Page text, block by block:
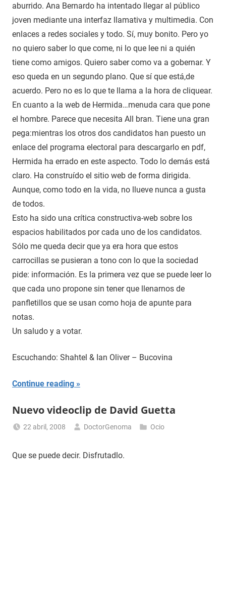
aburrido. Ana Bernardo ha intentado llegar al público
joven mediante una interfaz llamativa y multimedia. Con
enlaces a redes sociales y todo. Sí, muy bonito. Pero yo
no quiero saber lo que come, ni lo que lee ni a quién
tiene como amigos. Quiero saber como va a gobernar. Y
eso queda en un segundo plano. Que sí que está,de
acuerdo. Pero no es lo que te llama a la hora de cliquear.
En cuanto a la web de Hermida…menuda cara que pone
el hombre. Parece que necesita All bran. Tiene una gran
pega:mientras los otros dos candidatos han puesto un
enlace del programa electoral para descargarlo en pdf,
Hermida ha errado en este aspecto. Todo lo demás está
claro. Ha construído el sitio web de forma dirigida.
Aunque, como todo en la vida, no llueve nunca a gusta
de todos.
Esto ha sido una crítica constructiva-web sobre los
espacios habilitados por cada uno de los candidatos.
Sólo me queda decir que ya era hora que estos
carrocillas se pusieran a tono con lo que la sociedad
pide: información. Es la primera vez que se puede leer lo
que cada uno propone sin tener que llenarnos de
panfletillos que se usan como hoja de apunte para
notas.
Un saludo y a votar.
Escuchando: Shahtel & Ian Oliver – Bucovina
Continue reading
Nuevo videoclip de David Guetta
22 abril, 2008 DoctorGenoma Ocio
Que se puede decir. Disfrutadlo.